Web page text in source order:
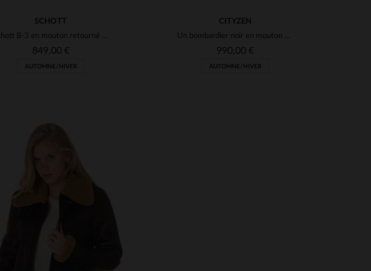
TAILLES DISPONIBLES
SCHOTT
Schott B-3 en mouton retourné cannelle, coupe féminine et confortable.
849,00 €
AUTOMNE/HIVER
CITYZEN
Un bombardier noir en mouton retourné, idéal pour les saisons froides.
990,00 €
AUTOMNE/HIVER